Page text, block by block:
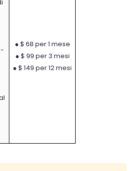
● $ 68 per 1 mese
● $ 99 per 3 mesi
● $ 149 per 12 mesi